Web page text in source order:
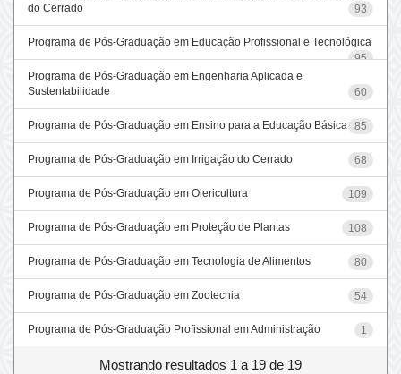
do Cerrado
93
Programa de Pós-Graduação em Educação Profissional e Tecnológica
95
Programa de Pós-Graduação em Engenharia Aplicada e
Sustentabilidade
60
Programa de Pós-Graduação em Ensino para a Educação Básica 85
Programa de Pós-Graduação em Irrigação do Cerrado 68
Programa de Pós-Graduação em Olericultura 109
Programa de Pós-Graduação em Proteção de Plantas 108
Programa de Pós-Graduação em Tecnologia de Alimentos 80
Programa de Pós-Graduação em Zootecnia 54
Programa de Pós-Graduação Profissional em Administração 1
Mostrando resultados 1 a 19 de 19